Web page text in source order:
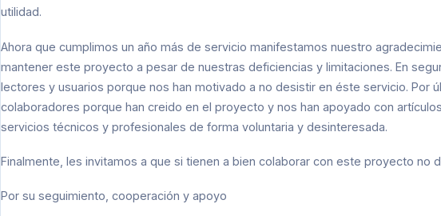
utilidad.
Ahora que cumplimos un año más de servicio manifestamos nuestro
mantener este proyecto a pesar de nuestras deficiencias y limitaciones. En
lectores y usuarios porque nos han motivado a no desistir en éste servicio. Por
colaboradores porque han creido en el proyecto y nos han apoyado con
servicios técnicos y profesionales de forma voluntaria y desinteresada.
Finalmente, les invitamos a que si tienen a bien colaborar con este proyecto no
Por su seguimiento, cooperación y apoyo